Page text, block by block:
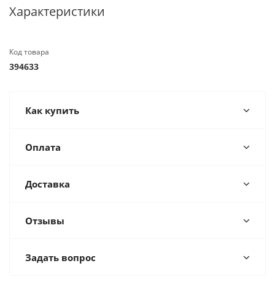
Характеристики
Код товара
394633
Как купить
Оплата
Доставка
Отзывы
Задать вопрос